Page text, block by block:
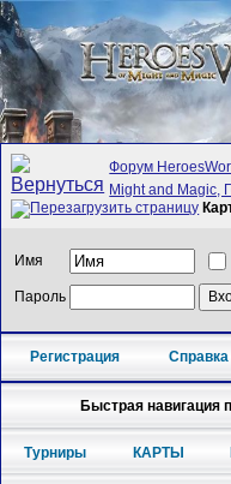
Форум
Might and Magic,
Имя
Пароль
Регистрация Справка
Быстрая навигация
Турниры КАРТЫ